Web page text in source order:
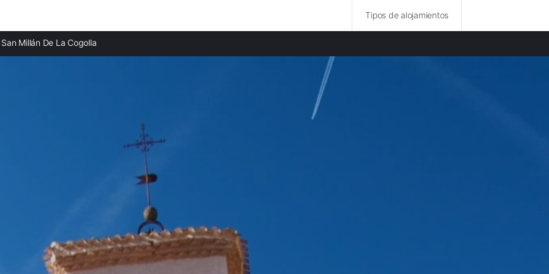
Tipos de alojamientos
Casas rurales en Cirueña
Casas rurales en Alesanco
San Millán De La Cogolla